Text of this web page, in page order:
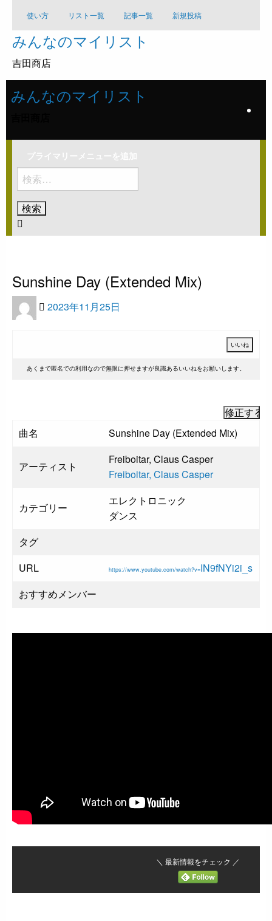
へ
プ
使い方 リスト一覧 記事一覧 新規投稿
みんなのマイリスト
吉田商店
みんなのマイリスト
プライマリーメニューを追加
検
索:
Sunshine Day (Extended Mix)
投
2023年11月25日
あくまで匿名での利用なので無限に押せますが良識あるいいねをお願いします。
曲名 Sunshine Day (Extended Mix)
アーティスト
Freiboitar, Claus Casper
Freiboitar, ClausCasper
カテゴリー
エレクトロニック
ダンス
タグ
URL
https://www.youtube.com/watch?v=IN9fNYi2i_s
おすすめメンバー
＼ 最新情報をチェック ／